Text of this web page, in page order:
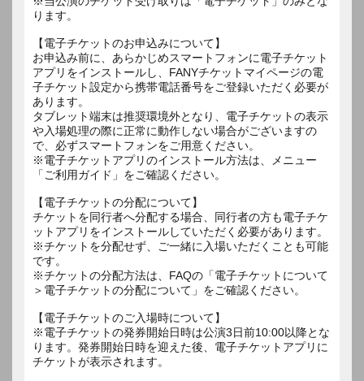
ります。
【電子チケットのお申込みについて】
お申込み前に、あらかじめスマートフォンに電子チケット
アプリをインストールし、FANYチケットマイページの電
子チケット設定から携帯電話番号をご登録いただく必要が
あります。
タブレット端末は推奨環境外となり、電子チケットの表示
や入場処理の際に正常に動作しない場合がございますの
で、必ずスマートフォンをご用意ください。
※電子チケットアプリのインストール方法は、メニュー
「ご利用ガイド」をご確認ください。
【電子チケットの分配について】
チケットを同行者へ分配する場合、同行者の方も電子チケ
ットアプリをインストールしていただく必要があります。
※チケットを分配せず、ご一緒に入場いただくことも可能
です。
※チケットの分配方法は、FAQの「電子チケットについて
＞電子チケットの分配について」をご確認ください。
【電子チケットのご入場時について】
※電子チケットの発券開始日時は公演3日前10:00以降とな
ります。発券開始日時を迎えた後、電子チケットアプリに
チケットが表示されます。